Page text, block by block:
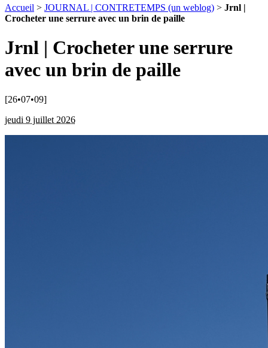
Accueil > JOURNAL | CONTRETEMPS (un weblog) > Jrnl |
Crocheter une serrure avec un brin de paille
Jrnl | Crocheter une serrure
avec un brin de paille
[26•07•09]
jeudi 9 juillet 2026